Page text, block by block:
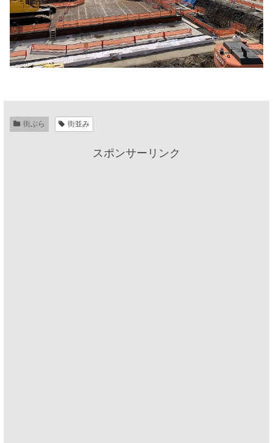
街ぶら 街並み
スポンサーリンク